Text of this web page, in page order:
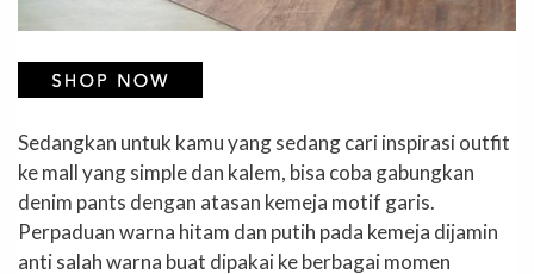
Sedangkan untuk kamu yang sedang cari inspirasi outfit
ke mall yang simple dan kalem, bisa coba gabungkan
denim pants dengan atasan kemeja motif garis.
Perpaduan warna hitam dan putih pada kemeja dijamin
anti salah warna buat dipakai ke berbagai momen